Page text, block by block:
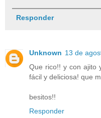
Responder
Unknown 13 de
Que rico!! y con ajito
fácil y deliciosa! que
besitos!!
Responder